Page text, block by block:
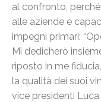
al confronto,
alle aziende e
impegni primari:
Mi dedicherò
riposto in me
la qualità dei suoi
vice presidenti